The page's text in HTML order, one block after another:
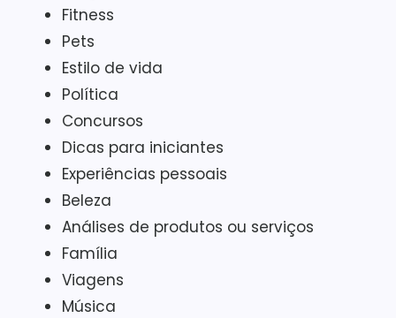
Fitness
Pets
Estilo de vida
Política
Concursos
Dicas para iniciantes
Experiências pessoais
Beleza
Análises de produtos ou serviços
Família
Viagens
Música